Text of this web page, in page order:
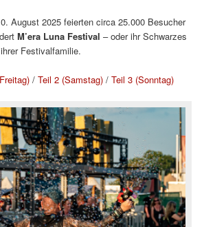
August 2025 feierten circa 25.000 Besucher
M’era Luna Festival – oder ihr Schwarzes
Festivalfamilie.
/Teil 2 (Samstag) /Teil 3 (Sonntag)